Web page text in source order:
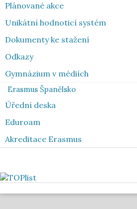
Plánované akce
Unikátní hodnoticí systém
Dokumenty ke stažení
Odkazy
Gymnázium v médiích
Erasmus Španělsko
Úřední deska
Eduroam
Akreditace Erasmus